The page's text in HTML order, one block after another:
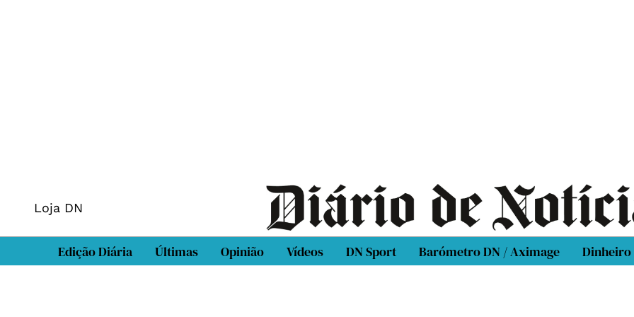
Loja DN
Edição Diária Últimas Opinião Vídeos DN Sport Barómetro DN / Aximage Dinheiro